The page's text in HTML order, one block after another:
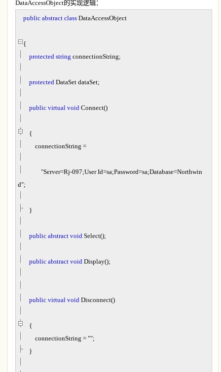
DataAccessObject的实现逻辑：
public abstract class DataAccessObject
{
protected string connectionString;
protected DataSet dataSet;
public virtual void Connect()
{
connectionString =
"Server=Rj-097;User Id=sa;Password=sa;Database=Northwin
d";
}
public abstract void Select();
public abstract void Display();
public virtual void Disconnect()
{
connectionString = "";
}